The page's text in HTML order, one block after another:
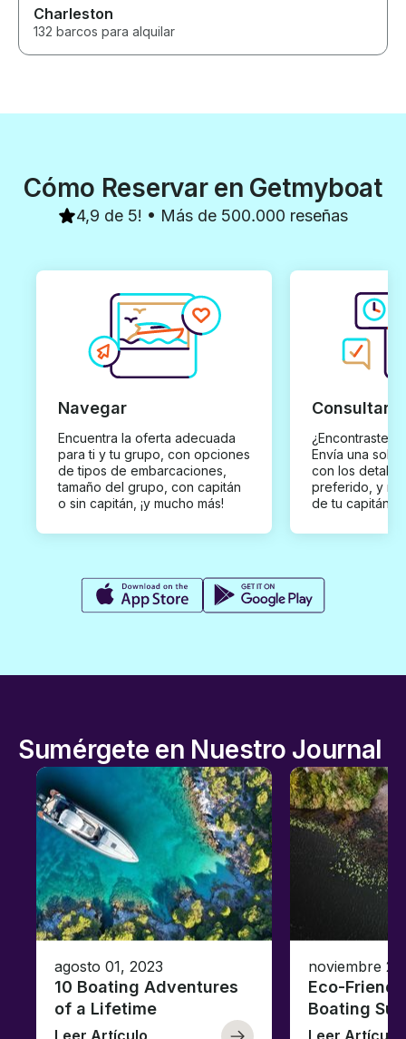
Charleston
132 barcos para alquilar
Cómo Reservar en Getmyboat
4,9 de 5! • Más de 500.000 reseñas
Navegar
Encuentra la oferta adecuada
para ti y tu grupo, con opciones
de tipos de embarcaciones,
tamaño del grupo, con capitán
o sin capitán, ¡y mucho más!
Consultar
¿Encontraste
Envía una
con los
preferido, y
de tu capitán
Sumérgete en Nuestro Journal
agosto 01, 2023
10 Boating Adventures
of a Lifetime
noviembre
Eco-
Boating